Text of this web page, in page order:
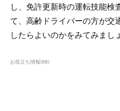
し、免許更新時の運転技能検
て、高齢ドライバーの方が交
したらよいのかをみてみまし
お役立ち情報(98)